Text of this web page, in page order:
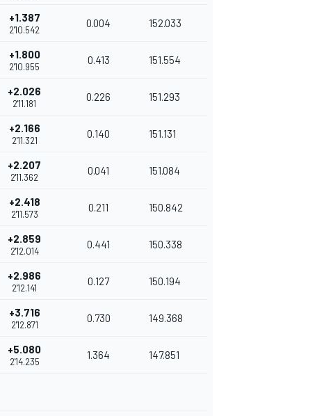
+1.387
2'10.542
0.004 152.033
+1.800
2'10.955
0.413 151.554
+2.026
2'11.181
0.226 151.293
+2.166
2'11.321
0.140 151.131
+2.207
2'11.362
0.041 151.084
+2.418
2'11.573
0.211 150.842
+2.859
2'12.014
0.441 150.338
+2.986
2'12.141
0.127 150.194
+3.716
2'12.871
0.730 149.368
+5.080
2'14.235
1.364 147.851